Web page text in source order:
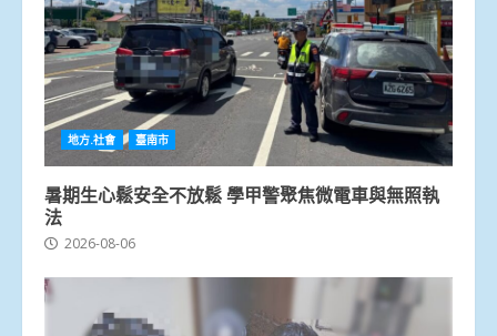
地方.社會 臺南市
暑期生心鬆安全不放鬆 學甲警聚焦微電車與無照執
法
2026-08-06